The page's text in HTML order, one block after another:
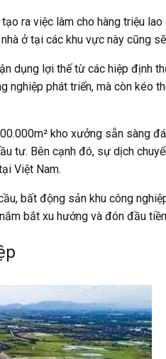
ra việc làm cho hàng triệu
ở tại các khu vực này cũng
dụng lợi thế từ các hiệp định
nghiệp phát triển, mà còn kéo
kho xưởng sẵn sàng
tư. Bên cạnh đó, sự dịch
Việt Nam.
bất động sản khu công
bắt xu hướng và đón đầu